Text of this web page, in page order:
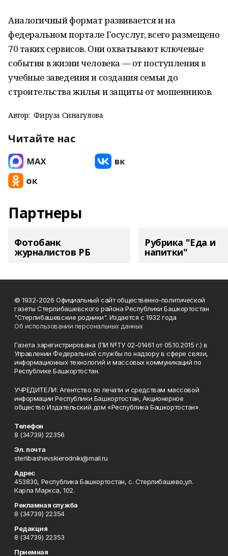
Аналогичный формат развивается и на
федеральном портале Госуслуг, всего размещено
70 таких сервисов. Они охватывают ключевые
события в жизни человека — от поступления в
учебные заведения и создания семьи до
строительства жилья и защиты от мошенников.
Автор: Фируза Синагулова
Читайте нас
Партнеры
Фотобанк
журналистов РБ
Рубрика "Еда и
напитки"
© 1932-2026 Официальный сайт общественно-политической
газеты Стерлибашевского района Республики Башкортостан
"Стерлибашевские родники". Издается с 1932 года
Об использовании персональных данных
Газета зарегистрирована (ПИ №ТУ 02-01461 от 05.10.2015 г.) в
Управлении Федеральной службы по надзору в сфере связи,
информационных технологий и массовых коммуникаций по
Республике Башкортостан.
УЧРЕДИТЕЛИ: Агентство по печати и средствам массовой
информации Республики Башкортостан, Акционерное
общество Издательский дом «Республика Башкортостан».
Телефон
8 (34739) 22356
Эл. почта
sterlibashevskierodniki@mail.ru
Адрес
453830, Республика Башкортостан, c. Стерлибашево,ул.
Карла Маркса, 102.
Рекламная служба
8 (34739) 22354
Редакция
8 (34739) 22353
Приемная